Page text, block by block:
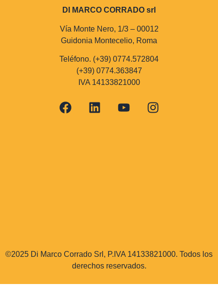
DI MARCO CORRADO srl
Vía Monte Nero, 1/3 – 00012
Guidonia Montecelio, Roma
Teléfono. (+39) 0774.572804
(+39) 0774.363847
IVA 14133821000
©2025 Di Marco Corrado Srl, P.IVA 14133821000. Todos los
derechos reservados.